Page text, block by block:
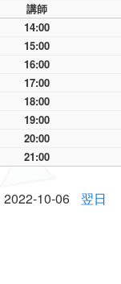
講師
14:00
15:00
16:00
17:00
18:00
19:00
20:00
21:00
2022-10-06 翌日